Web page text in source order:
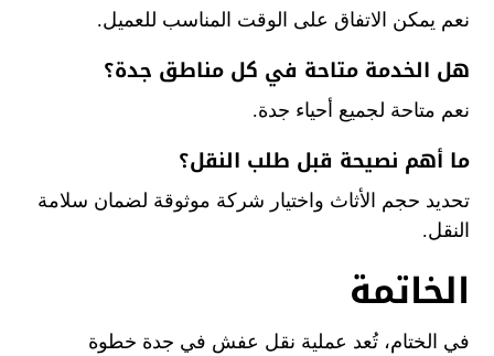
نعم يمكن الاتفاق على الوقت المناسب للعميل.
هل الخدمة متاحة في كل مناطق جدة؟
نعم متاحة لجميع أحياء جدة.
ما أهم نصيحة قبل طلب النقل؟
تحديد حجم الأثاث واختيار شركة موثوقة لضمان سلامة
النقل.
الخاتمة
في الختام، تُعد عملية نقل عفش في جدة خطوة